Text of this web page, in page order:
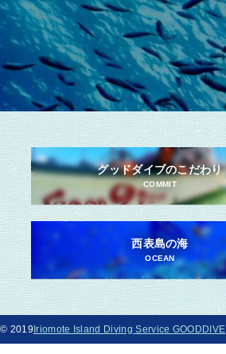
グッドダイブのこだわり
COMMIT
西表島の海
OCEAN
© 2019Iriomote Island Diving Service GOODDIVE